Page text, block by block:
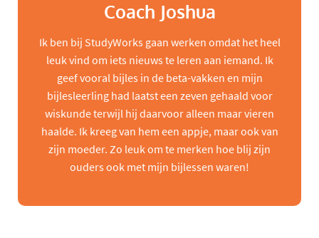
Coach Joshua
Ik ben bij StudyWorks gaan werken omdat het heel
leuk vind om iets nieuws te leren aan iemand. Ik
geef vooral bijles in de beta-vakken en mijn
bijlesleerling had laatst een zeven gehaald voor
wiskunde terwijl hij daarvoor alleen maar vieren
haalde. Ik kreeg van hem een appje, maar ook van
zijn moeder. Zo leuk om te merken hoe blij zijn
ouders ook met mijn bijlessen waren!